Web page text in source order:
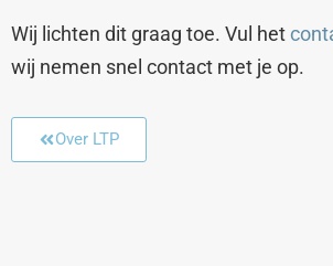
Wij lichten dit graag toe. Vul het
wij nemen snel contact met je op.
Over LTP